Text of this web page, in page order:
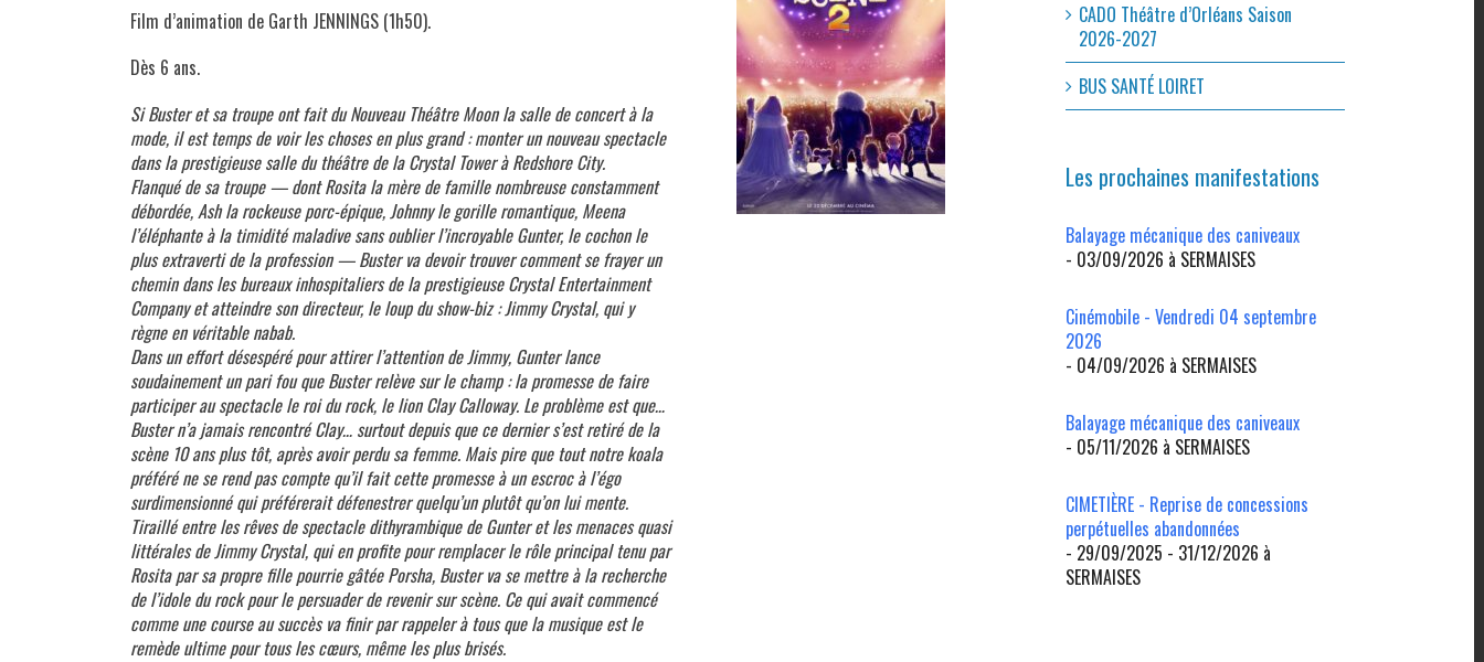
Film d’animation de Garth JENNINGS (1h50).
Dès 6 ans.
Si Buster et sa troupe ont fait du Nouveau Théâtre Moon la salle de concert à la
mode, il est temps de voir les choses en plus grand : monter un nouveau spectacle
dans la prestigieuse salle du théâtre de la Crystal Tower à Redshore City.
Flanqué de sa troupe — dont Rosita la mère de famille nombreuse constamment
débordée, Ash la rockeuse porc-épique, Johnny le gorille romantique, Meena
l’éléphante à la timidité maladive sans oublier l’incroyable Gunter, le cochon le
plus extraverti de la profession — Buster va devoir trouver comment se frayer un
chemin dans les bureaux inhospitaliers de la prestigieuse Crystal Entertainment
Company et atteindre son directeur, le loup du show-biz : Jimmy Crystal, qui y
règne en véritable nabab.
Dans un effort désespéré pour attirer l’attention de Jimmy, Gunter lance
soudainement un pari fou que Buster relève sur le champ : la promesse de faire
participer au spectacle le roi du rock, le lion Clay Calloway. Le problème est que…
Buster n’a jamais rencontré Clay… surtout depuis que ce dernier s’est retiré de la
scène 10 ans plus tôt, après avoir perdu sa femme. Mais pire que tout notre koala
préféré ne se rend pas compte qu’il fait cette promesse à un escroc à l’égo
surdimensionné qui préférerait défenestrer quelqu’un plutôt qu’on lui mente.
Tiraillé entre les rêves de spectacle dithyrambique de Gunter et les menaces quasi
littérales de Jimmy Crystal, qui en profite pour remplacer le rôle principal tenu par
Rosita par sa propre fille pourrie gâtée Porsha, Buster va se mettre à la recherche
de l’idole du rock pour le persuader de revenir sur scène. Ce qui avait commencé
comme une course au succès va finir par rappeler à tous que la musique est le
remède ultime pour tous les cœurs, même les plus brisés.
CADO Théâtre d’Orléans Saison
2026-2027
BUS SANTÉ LOIRET
Les prochaines manifestations
Balayage mécanique des caniveaux
- 03/09/2026 à SERMAISES
Cinémobile - Vendredi 04 septembre
2026
- 04/09/2026 à SERMAISES
Balayage mécanique des caniveaux
- 05/11/2026 à SERMAISES
CIMETIÈRE - Reprise de concessions
perpétuelles abandonnées
- 29/09/2025 - 31/12/2026 à
SERMAISES